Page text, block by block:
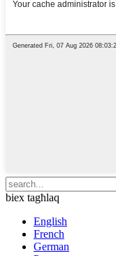
biex tagħlaq
English
French
German